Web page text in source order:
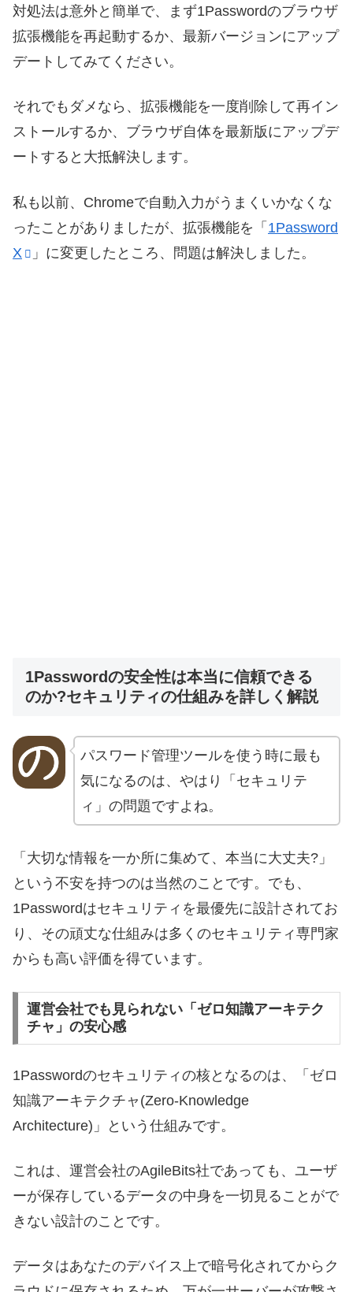
対処法は意外と簡単で、まず1Passwordのブラウザ
拡張機能を再起動するか、最新バージョンにアップ
デートしてみてください。
それでもダメなら、拡張機能を一度削除して再イン
ストールするか、ブラウザ自体を最新版にアップデ
ートすると大抵解決します。
私も以前、Chromeで自動入力がうまくいかなくな
ったことがありましたが、拡張機能を「 1Password
X
」に変更したところ、問題は解決しました。
1Passwordの安全性は本当に信頼できる
のか?セキュリティの仕組みを詳しく解説
パスワード管理ツールを使う時に最も
気になるのは、やはり「セキュリテ
ィ」の問題ですよね。
「大切な情報を一か所に集めて、本当に大丈夫?」
という不安を持つのは当然のことです。でも、
1Passwordはセキュリティを最優先に設計されてお
り、その頑丈な仕組みは多くのセキュリティ専門家
からも高い評価を得ています。
運営会社でも見られない「ゼロ知識アーキテク
チャ」の安心感
1Passwordのセキュリティの核となるのは、「ゼロ
知識アーキテクチャ(Zero-Knowledge
Architecture)」という仕組みです。
これは、運営会社のAgileBits社であっても、ユーザ
ーが保存しているデータの中身を一切見ることがで
きない設計のことです。
データはあなたのデバイス上で暗号化されてからク